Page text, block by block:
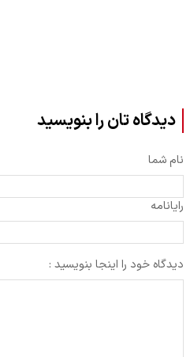
دیدگاه تان را بنویسید
نام شما
رایانامه
دیدگاه خود را اینجا بنویسید :